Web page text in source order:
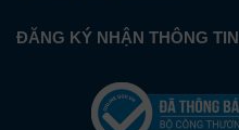
ĐĂNG KÝ NHẬN THÔNG TIN